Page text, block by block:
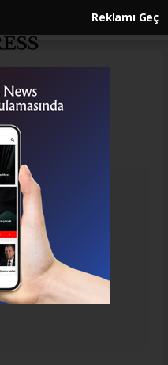
Reklamı Geç
Karakaş (Genel
Yönetmeni)